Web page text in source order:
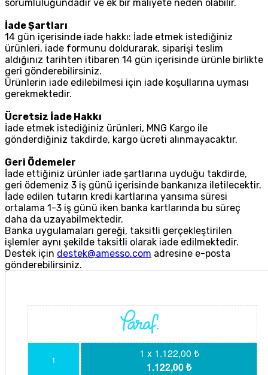
sorumluluğundadır ve ek bir maliyete neden olabilir.
İade Şartları
14 gün içerisinde iade hakkı: İade etmek istediğiniz
ürünleri, iade formunu doldurarak, siparişi teslim
aldığınız tarihten itibaren 14 gün içerisinde ürünle birlikte
geri gönderebilirsiniz.
Ürünlerin iade edilebilmesi için iade koşullarına uyması
gerekmektedir.
Ücretsiz İade Hakkı
İade etmek istediğiniz ürünleri, MNG Kargo ile
gönderdiğiniz takdirde, kargo ücreti alınmayacaktır.
Geri Ödemeler
İade ettiğiniz ürünler iade şartlarına uyduğu takdirde,
geri ödemeniz 3 iş günü içerisinde bankanıza iletilecektir.
İade edilen tutarın kredi kartlarına yansıma süresi
ortalama 1-3 iş günü iken banka kartlarında bu süreç
daha da uzayabilmektedir.
Banka uygulamaları gereği, taksitli gerçekleştirilen
işlemler aynı şekilde taksitli olarak iade edilmektedir.
Destek için destek@amesso.com adresine e-posta
gönderebilirsiniz.
1
1 x 1.122,00 ₺
1.122,00 ₺